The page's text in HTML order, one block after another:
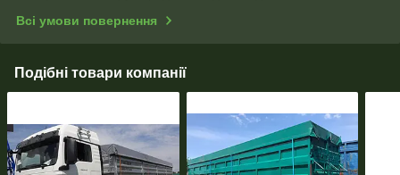
Всі умови повернення
Подібні товари компанії